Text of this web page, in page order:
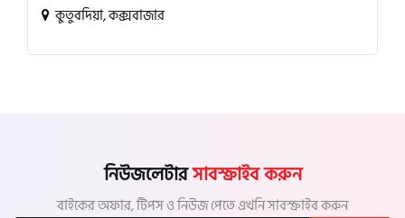
কুতুবদিয়া, কক্সবাজার
নিউজলেটারসাবস্ক্রাইব করুন
বাইকের অফার, টিপস ও নিউজ পেতে এখনি সাবস্ক্রাইব করুন